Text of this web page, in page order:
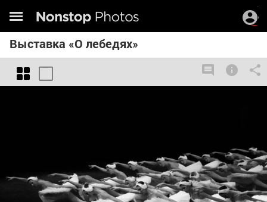
Выставка «О лебедях»